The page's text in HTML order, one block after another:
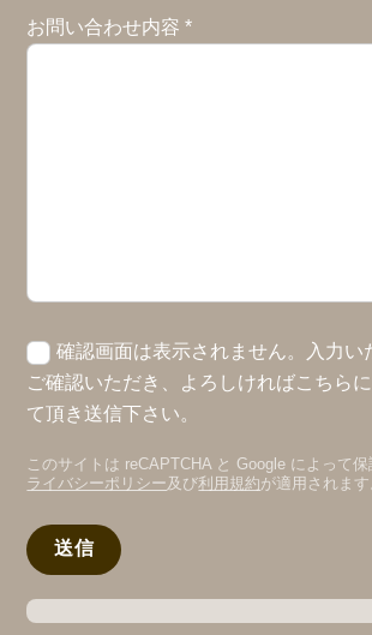
お問い合わせ内容*
確認画面は表示されません。入力い
ご確認いただき、よろしければこちら
て頂き送信下さい。
このサイトは reCAPTCHA と Google によって保
ライバシーポリシー及び利用規約が適用されます